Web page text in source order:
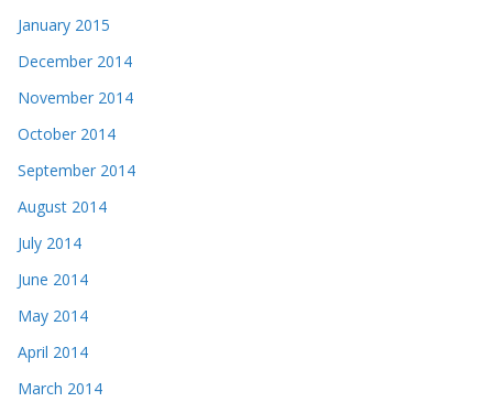
January 2015
December 2014
November 2014
October 2014
September 2014
August 2014
July 2014
June 2014
May 2014
April 2014
March 2014